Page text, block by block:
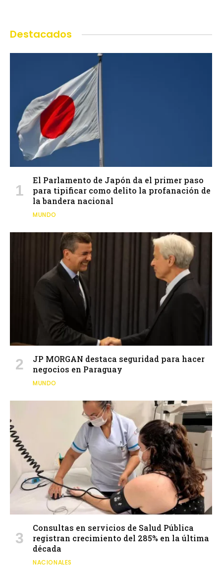
Destacados
El Parlamento de Japón da el primer paso
para tipificar como delito la profanación de
la bandera nacional
MUNDO
JP MORGAN destaca seguridad para hacer
negocios en Paraguay
MUNDO
Consultas en servicios de Salud Pública
registran crecimiento del 285% en la última
década
NACIONALES